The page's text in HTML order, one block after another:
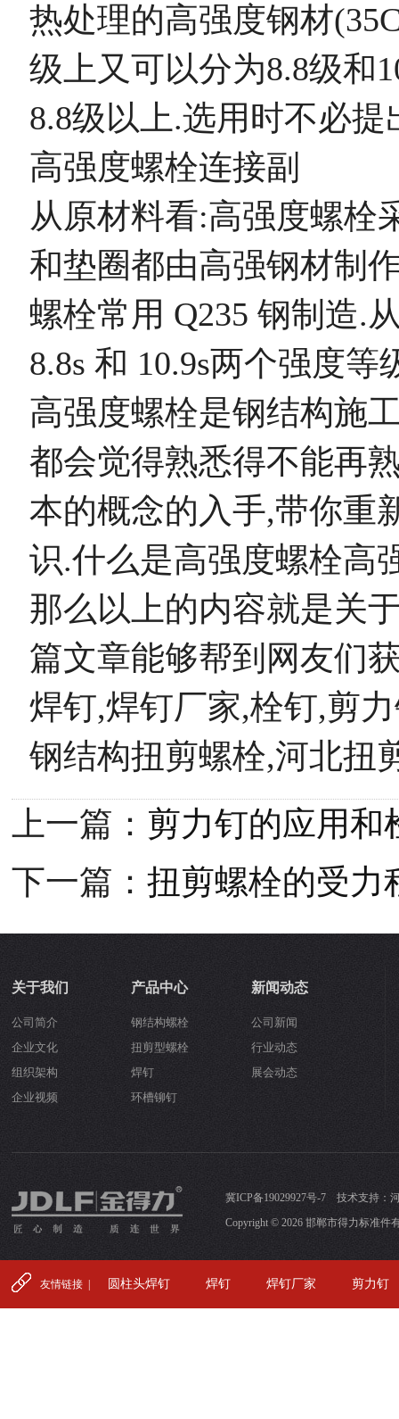
热处理的高强度钢材
级上又可以分为8.8级和
8.8级以上.选用时不必提
高强度螺栓连接副
从原材料看:高强度螺栓
和垫圈都由高强钢材制
螺栓常用 Q235 钢制造.
8.8s 和 10.9s两个强度等
高强度螺栓是钢结构施
都会觉得熟悉得不能再
本的概念的入手,带你重
识.什么是高强度螺栓高
那么以上的内容就是关
篇文章能够帮到网友们
焊钉,焊钉厂家,栓钉,剪
钢结构扭剪螺栓,河北扭
上一篇： 剪力钉的应用和
下一篇： 扭剪螺栓的受力
关于我们
公司简介
企业文化
组织架构
企业视频
产品中心
钢结构螺栓
扭剪型螺栓
焊钉
环槽铆钉
新闻动态
公司新闻
行业动态
展会动态
冀ICP备19029927号-7 技术支持：
Copyright © 2026 邯郸市得力标准件
友情链接 | 圆柱头焊钉 焊钉 焊钉厂家 剪力钉